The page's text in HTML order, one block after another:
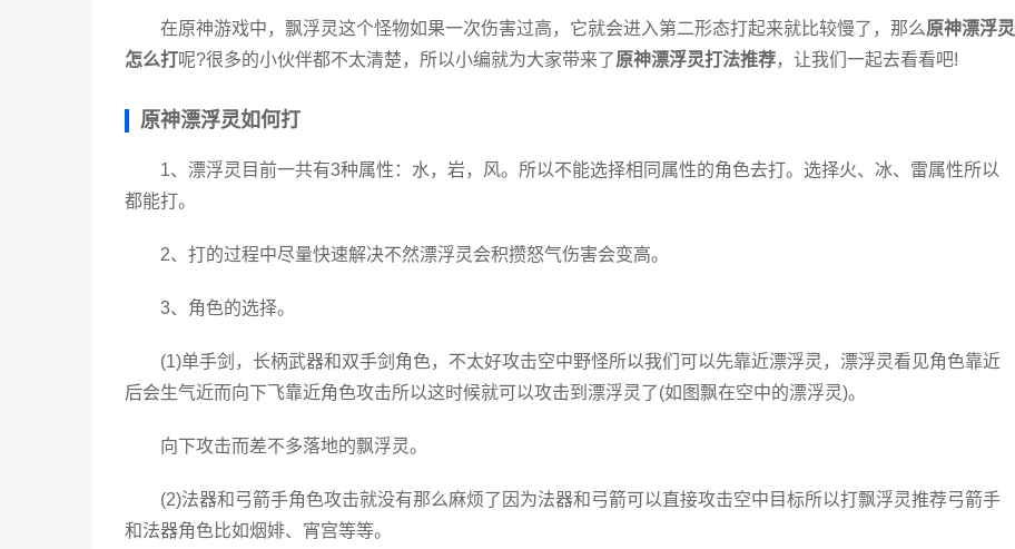
在原神游戏中，飘浮灵这个怪物如果一次伤害过高，它就会进入第二形态打起来就比较慢了，那么原神漂浮灵
怎么打呢?很多的小伙伴都不太清楚，所以小编就为大家带来了原神漂浮灵打法推荐，让我们一起去看看吧!
原神漂浮灵如何打
1、漂浮灵目前一共有3种属性：水，岩，风。所以不能选择相同属性的角色去打。选择火、冰、雷属性所以
都能打。
2、打的过程中尽量快速解决不然漂浮灵会积攒怒气伤害会变高。
3、角色的选择。
(1)单手剑，长柄武器和双手剑角色，不太好攻击空中野怪所以我们可以先靠近漂浮灵，漂浮灵看见角色靠近
后会生气近而向下飞靠近角色攻击所以这时候就可以攻击到漂浮灵了(如图飘在空中的漂浮灵)。
向下攻击而差不多落地的飘浮灵。
(2)法器和弓箭手角色攻击就没有那么麻烦了因为法器和弓箭可以直接攻击空中目标所以打飘浮灵推荐弓箭手
和法器角色比如烟婔、宵宫等等。